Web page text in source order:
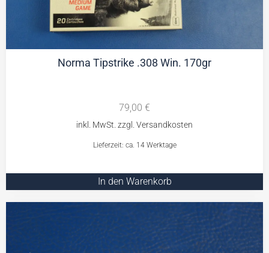
Norma Tipstrike .308 Win. 170gr
79,00 €
Lieferzeit: ca. 14 Werktage
In den Warenkorb